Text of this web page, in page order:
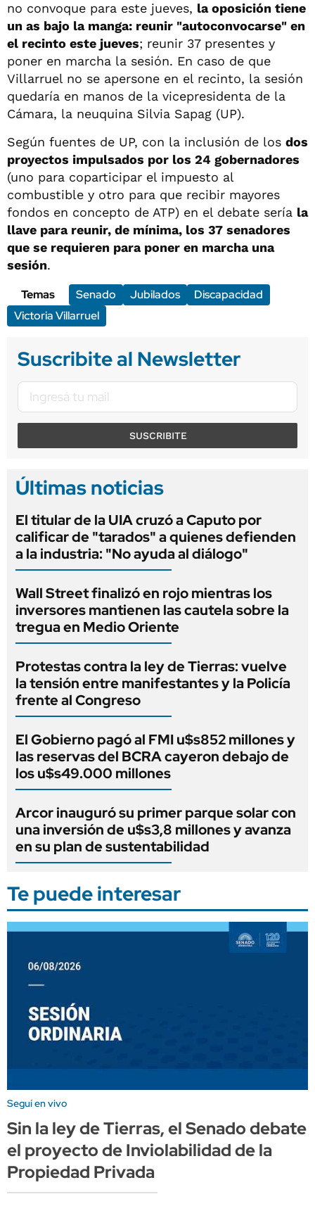
no convoque para este jueves, la oposición tiene
un as bajo la manga: reunir "autoconvocarse" en
el recinto este jueves; reunir 37 presentes y
poner en marcha la sesión. En caso de que
Villarruel no se apersone en el recinto, la sesión
quedaría en manos de la vicepresidenta de la
Cámara, la neuquina Silvia Sapag (UP).
Según fuentes de UP, con la inclusión de los dos
proyectos impulsados por los 24 gobernadores
(uno para coparticipar el impuesto al
combustible y otro para que recibir mayores
fondos en concepto de ATP) en el debate sería la
llave para reunir, de mínima, los 37 senadores
que se requieren para poner en marcha una
sesión.
Temas
Senado Jubilados
Discapacidad
Victoria Villarruel
Suscribite al Newsletter
SUSCRIBITE
Últimas noticias
El titular de la UIA cruzó a Caputo por
calificar de "tarados" a quienes defienden
a la industria: "No ayuda al diálogo"
Wall Street finalizó en rojo mientras los
inversores mantienen las cautela sobre la
tregua en Medio Oriente
Protestas contra la ley de Tierras: vuelve
la tensión entre manifestantes y la Policía
frente al Congreso
El Gobierno pagó al FMI u$s852 millones y
las reservas del BCRA cayeron debajo de
los u$s49.000 millones
Arcor inauguró su primer parque solar con
una inversión de u$s3,8 millones y avanza
en su plan de sustentabilidad
Te puede interesar
Seguí en vivo
Sin la ley de Tierras, el Senado debate
el proyecto de Inviolabilidad de la
Propiedad Privada